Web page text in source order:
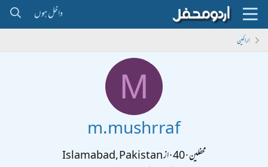
داخل ہوں
اراکین
M
m.mushrraf
محفلین·
40
·ازIslamabad, Pakistan